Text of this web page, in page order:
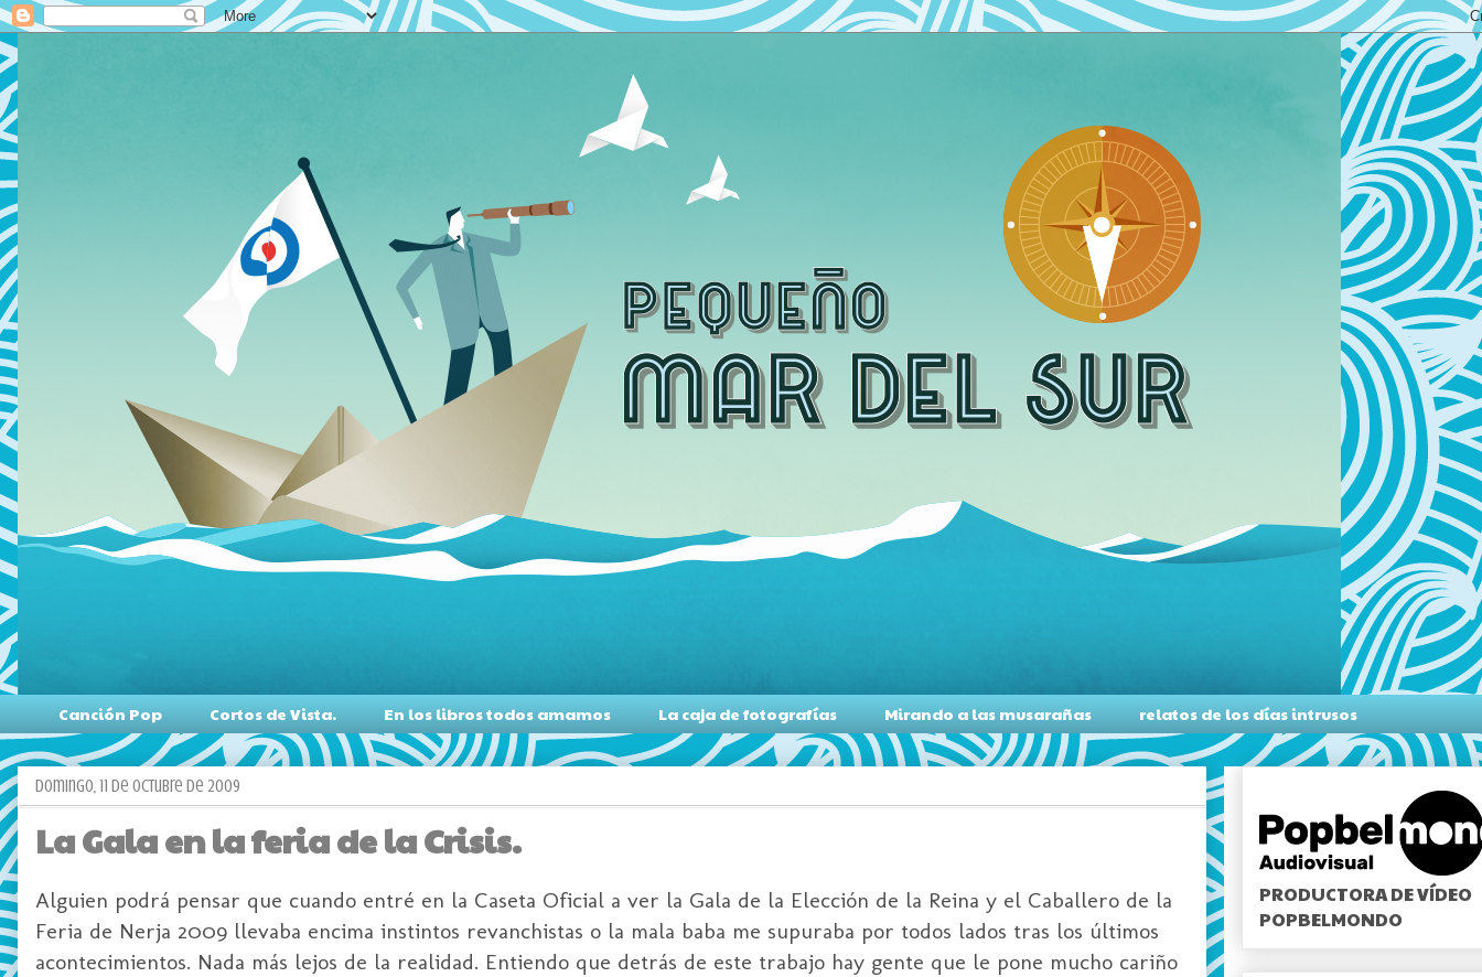
Canción Pop Cortos de Vista. En los libros todos amamos La caja de fotografías Mirando a las musarañas relatos de los días intrusos
domingo, 11 de octubre de 2009
La Gala en la feria de la Crisis.
Alguien podrá pensar que cuando entré en la Caseta Oficial a ver la Gala de la Elección de la Reina y el Caballero de la
Feria de Nerja 2009 llevaba encima instintos revanchistas o la mala baba me supuraba por todos lados tras los últimos
acontecimientos. Nada más lejos de la realidad. Entiendo que detrás de este trabajo hay gente que le pone mucho cariño
PRODUCTORA DE VÍDEO
POPBELMONDO